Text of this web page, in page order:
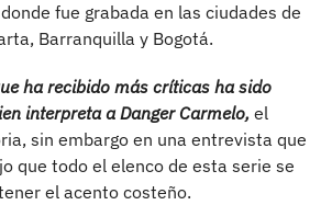
donde fue grabada en las ciudades de
Barranquilla y Bogotá.
ha recibido más críticas ha sido
interpreta a Danger Carmelo, el
sin embargo en una entrevista que
que todo el elenco de esta serie se
el acento costeño.